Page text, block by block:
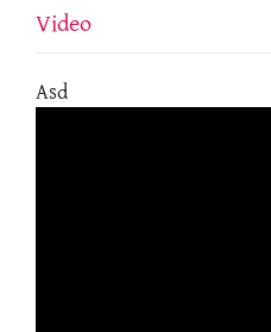
Video
Asd